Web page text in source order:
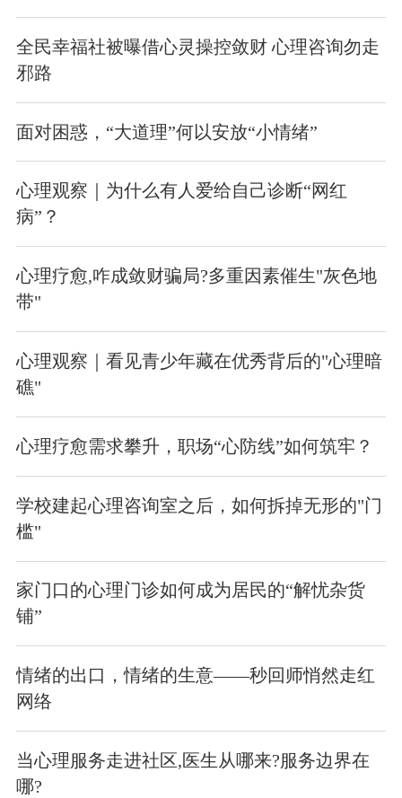
全民幸福社被曝借心灵操控敛财 心理咨询勿走
邪路
面对困惑，“大道理”何以安放“小情绪”
心理观察｜为什么有人爱给自己诊断“网红
病”？
心理疗愈,咋成敛财骗局?多重因素催生"灰色地
带"
心理观察｜看见青少年藏在优秀背后的"心理暗
礁"
心理疗愈需求攀升，职场“心防线”如何筑牢？
学校建起心理咨询室之后，如何拆掉无形的"门
槛"
家门口的心理门诊如何成为居民的“解忧杂货
铺”
情绪的出口，情绪的生意——秒回师悄然走红
网络
当心理服务走进社区,医生从哪来?服务边界在
哪?